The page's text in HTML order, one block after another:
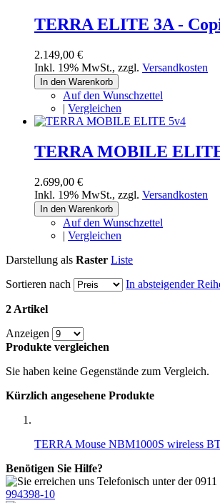
TERRA ELITE 3A -
2.149,00 €
Inkl. 19% MwSt., zzgl. Versandkosten
In den Warenkorb
Auf den Wunschzettel
| Vergleichen
TERRA MOBILE
2.699,00 €
Inkl. 19% MwSt., zzgl. Versandkosten
In den Warenkorb
Auf den Wunschzettel
| Vergleichen
Darstellung als Raster Liste
Sortieren nach
In absteigender
2 Artikel
Anzeigen
Produkte vergleichen
Sie haben keine Gegenstände zum Vergleich.
Kürzlich angesehene Produkte
TERRA Mouse NBM1000S wireless
Benötigen Sie Hilfe?
994398-10